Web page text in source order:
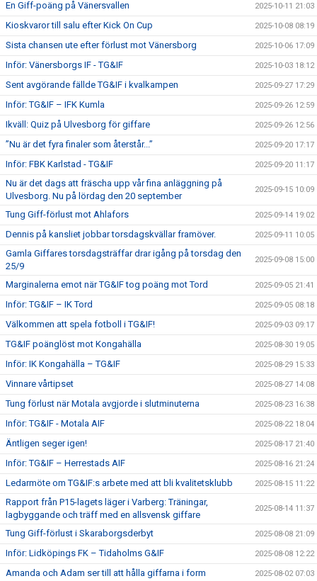
En Giff-poäng på Vänersvallen 2025-10-11 21:03
Kioskvaror till salu efter Kick On Cup 2025-10-08 08:19
Sista chansen ute efter förlust mot Vänersborg 2025-10-06 17:09
Inför: Vänersborgs IF - TG&IF 2025-10-03 18:12
Sent avgörande fällde TG&IF i kvalkampen 2025-09-27 17:29
Inför: TG&IF – IFK Kumla 2025-09-26 12:59
Ikväll: Quiz på Ulvesborg för giffare 2025-09-26 12:56
”Nu är det fyra finaler som återstår...” 2025-09-20 17:17
Inför: FBK Karlstad - TG&IF 2025-09-20 11:17
Nu är det dags att fräscha upp vår fina anläggning på
Ulvesborg. Nu på lördag den 20 september
2025-09-15 10:09
Tung Giff-förlust mot Ahlafors 2025-09-14 19:02
Dennis på kansliet jobbar torsdagskvällar framöver. 2025-09-11 10:05
Gamla Giffares torsdagsträffar drar igång på torsdag den
25/9
2025-09-08 15:00
Marginalerna emot när TG&IF tog poäng mot Tord 2025-09-05 21:41
Inför: TG&IF – IK Tord 2025-09-05 08:18
Välkommen att spela fotboll i TG&IF! 2025-09-03 09:17
TG&IF poänglöst mot Kongahälla 2025-08-30 19:05
Inför: IK Kongahälla – TG&IF 2025-08-29 15:33
Vinnare vårtipset 2025-08-27 14:08
Tung förlust när Motala avgjorde i slutminuterna 2025-08-23 16:38
Inför: TG&IF - Motala AIF 2025-08-22 18:04
Äntligen seger igen! 2025-08-17 21:40
Inför: TG&IF – Herrestads AIF 2025-08-16 21:24
Ledarmöte om TG&IF:s arbete med att bli kvalitetsklubb 2025-08-15 11:22
Rapport från P15-lagets läger i Varberg: Träningar,
lagbyggande och träff med en allsvensk giffare
2025-08-14 11:37
Tung Giff-förlust i Skaraborgsderbyt 2025-08-08 21:09
Inför: Lidköpings FK – Tidaholms G&IF 2025-08-08 12:22
Amanda och Adam ser till att hålla giffarna i form 2025-08-02 07:03